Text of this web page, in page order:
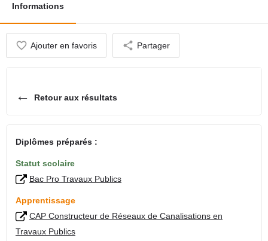
Informations
Ajouter en favoris Partager
← Retour aux résultats
Diplômes préparés :
Statut scolaire
Bac Pro Travaux Publics
Apprentissage
CAP Constructeur de Réseaux de Canalisations en
Travaux Publics